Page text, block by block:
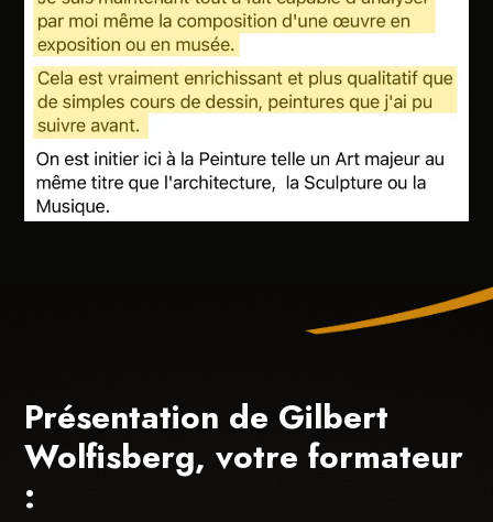
Présentation de Gilbert
Wolfisberg, votre formateur
: